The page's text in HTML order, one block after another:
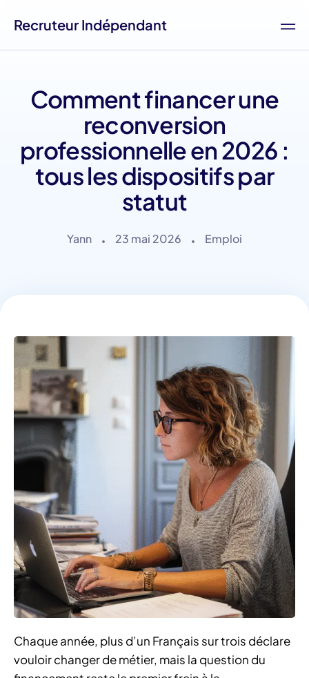
Recruteur Indépendant
Comment financer une
reconversion
professionnelle en 2026 :
tous les dispositifs par
statut
Yann 23 mai 2026 Emploi
Chaque année, plus d’un Français sur trois déclare
vouloir changer de métier, mais la question du